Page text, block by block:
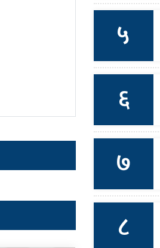
५
६
७
८